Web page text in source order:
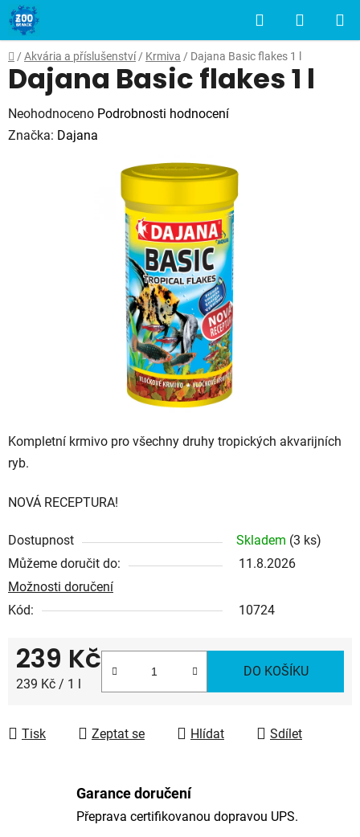
Přejít
na
obsah
Hledat
KOŠÍK
Domů
/ Akvária a příslušenství / Krmiva / Dajana Basic flakes 1 l
Kompletní krmivo pro všechny druhy tropických akvarijních
ryb.
NOVÁ RECEPTURA!
Dostupnost Skladem (3 ks)
Můžeme doručit do:
11.8.2026
Možnosti doručení
Kód:
10724
239 Kč
Měrná cena:
239 Kč / 1 l
DO KOŠÍKU
Tisk Zeptat se Hlídat Sdílet
Dajana Basic flakes 1 l
Průměrné
hodnocení
Neohodnoceno Podrobnosti hodnocení
Značka: Dajana
Garance doručení
Přeprava certifikovanou dopravou UPS.